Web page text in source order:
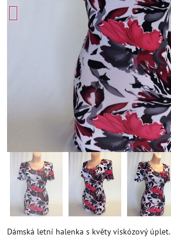
Dámská letní halenka s květy viskózový úplet.